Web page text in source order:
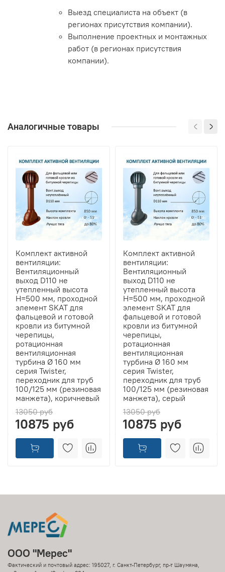
Выезд специалиста на объект (в
регионах присутствия компании).
Выполнение проектных и монтажных
работ (в регионах присутствия
компании).
Аналогичные товары
Комплект активной
вентиляции:
Вентиляционный
выход D110 не
утепленный высота
H=500 мм, проходной
элемент SKAT для
фальцевой и готовой
кровли из битумной
черепицы,
ротационная
вентиляционная
турбина Ø 160 мм
серия Twister,
переходник для труб
100/125 мм (резиновая
манжета), коричневый
13050 руб
10875 руб
Комплект активной
вентиляции:
Вентиляционный
выход D110 не
утепленный высота
H=500 мм, проходной
элемент SKAT для
фальцевой и готовой
кровли из битумной
черепицы,
ротационная
вентиляционная
турбина Ø 160 мм
серия Twister,
переходник для труб
100/125 мм (резиновая
манжета), серый
13050 руб
10875 руб
ООО "Мерес"
Фактический и почтовый адрес: 195027, г. Санкт-Петербург, пр-т Шаумяна,